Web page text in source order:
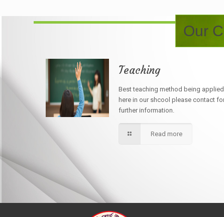
Our
Teaching
Best teaching method being applied
here in our shcool please contact
further information.
Read more